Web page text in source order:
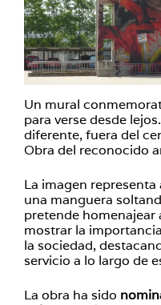
Un mural
para verse desde
diferente, fuera del
Obra del reconocido
La imagen
una manguera
pretende homenajear
mostrar la
la sociedad,
servicio a lo largo de
La obra ha sido